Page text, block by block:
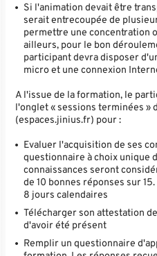
Si l'animation devait être
serait entrecoupée de
permettre une concentration
ailleurs, pour le bon
participant devra disposer
micro et une connexion
A l'issue de la formation, le
l'onglet « sessions terminées »
(espaces.jinius.fr) pour :
Evaluer l'acquisition de ses
questionnaire à choix unique
connaissances seront
de 10 bonnes réponses sur
8 jours calendaires
Télécharger son attestation
d'avoir été présent
Remplir un questionnaire